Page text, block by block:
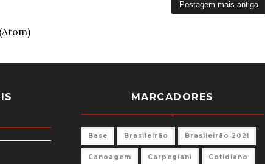
Postagem mais antiga
MARCADORES
Base Brasileirão Brasileirão 2021
Canoagem Carpegiani Cotidiano